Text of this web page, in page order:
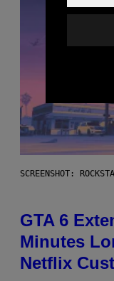
SCREENSHOT:
GTA 6
Minutes
Netflix